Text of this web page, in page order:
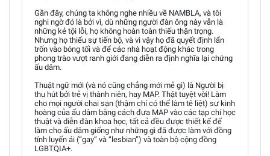
Gần đây, chúng ta không nghe nhiều về NAMBLA, và tôi
nghi ngờ đó là bởi vì, dù những người đàn ông này vẫn là
những kẻ tội lỗi, họ không hoàn toàn thiếu thận trọng.
Nhưng họ thiếu sự tiến bộ, và vì vậy họ đã quyết định lẩn
trốn vào bóng tối và để các nhà hoạt động khác trong
phong trào vượt ranh giới đang diễn ra định nghĩa lại chứng
ấu dâm.
Thuật ngữ mới (và nó cũng chẳng mới mẻ gì) là Người bị
thu hút bởi trẻ vị thành niên, hay MAP. Thật tuyệt vời! Làm
cho mọi người chai sạn (thậm chí có thể làm tê liệt) sự kinh
hoàng của ấu dâm bằng cách đưa MAP vào các tạp chí học
thuật và diễn đàn khoa học, tất cả đều được thiết kế để
làm cho ấu dâm giống như những gì đã được làm với đồng
tính luyến ái (“gay” và “lesbian”) và toàn bộ cộng đồng
LGBTQIA+.